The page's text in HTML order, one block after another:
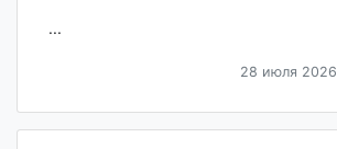
...
28 июля 2026